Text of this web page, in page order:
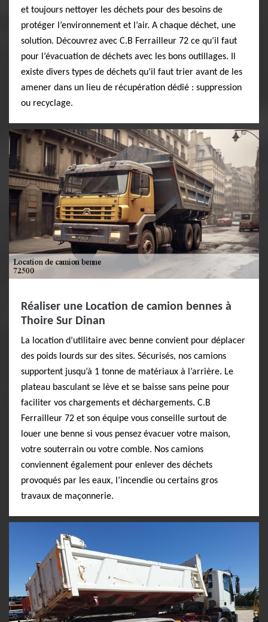
et toujours nettoyer les déchets pour des besoins de
protéger l’environnement et l’air. A chaque déchet, une
solution. Découvrez avec C.B Ferrailleur 72 ce qu’il faut
pour l’évacuation de déchets avec les bons outillages. Il
existe divers types de déchets qu’il faut trier avant de les
amener dans un lieu de récupération dédié : suppression
ou recyclage.
Réaliser une Location de camion bennes à
Thoire Sur Dinan
La location d’utilitaire avec benne convient pour déplacer
des poids lourds sur des sites. Sécurisés, nos camions
supportent jusqu’à 1 tonne de matériaux à l’arrière. Le
plateau basculant se lève et se baisse sans peine pour
faciliter vos chargements et déchargements. C.B
Ferrailleur 72 et son équipe vous conseille surtout de
louer une benne si vous pensez évacuer votre maison,
votre souterrain ou votre comble. Nos camions
conviennent également pour enlever des déchets
provoqués par les eaux, l’incendie ou certains gros
travaux de maçonnerie.